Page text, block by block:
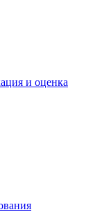
и оценка